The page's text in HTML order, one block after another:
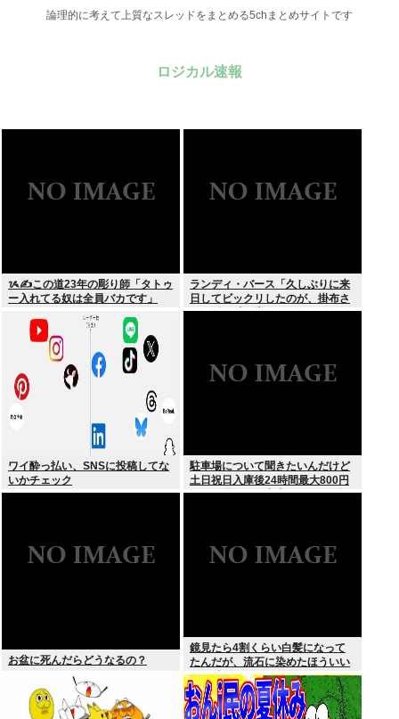
論理的に考えて上質なスレッドをまとめる5chまとめサイトです
ロジカル速報
ᝰ✍この道23年の彫り師「タトゥ
ー入れてる奴は全員バカです」
ランディ・バース「久しぶりに来
日してビックリしたのが、掛布さ
んの髪の毛が増えていた。岡田さ
ワイ酔っ払い、SNSに投稿してな
いかチェック
駐車場について聞きたいんだけど
土日祝日入庫後24時間最大800円
って日曜いれて出庫日が平日の場
お盆に死んだらどうなるの？
鏡見たら4割くらい白髪になって
たんだが、流石に染めたほういい
の ？半分おじいちゃんでドン引き
したわ